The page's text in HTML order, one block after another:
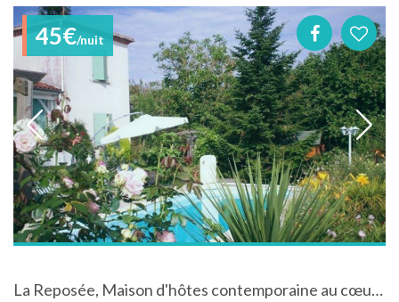
45€/nuit
La Reposée, Maison d'hôtes contemporaine au cœur des vignobles à Virazeil